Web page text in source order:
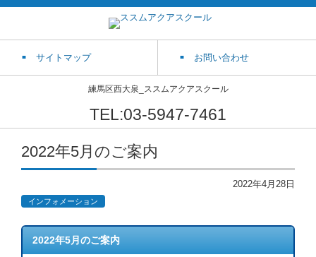
サイトマップ お問い合わせ
練馬区西大泉_ススムアクアスクール
TEL:03-5947-7461
2022年5月のご案内
2022年4月28日
インフォメーション
2022年5月のご案内